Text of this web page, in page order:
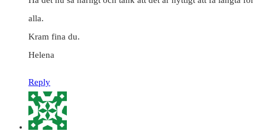
alla.
Kram fina du.
Helena
Reply